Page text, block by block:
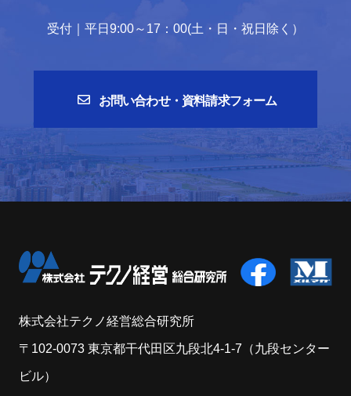
受付｜平日9:00～17：00(土・日・祝日除く）
お問い合わせ・資料請求フォーム
株式会社テクノ経営総合研究所
〒102-0073 東京都干代田区九段北4-1-7（九段センター
ビル）